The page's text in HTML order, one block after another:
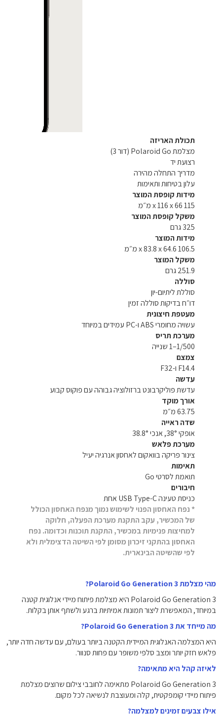
תכולת האריזה
מצלמת Polaroid Go (דור 3)
רצועת יד
מדריך התחלה מהירה
עלון בטיחות ותאימות
מידות קופסת המוצר
115 x 116 x 66 מ״מ
משקל קופסת המוצר
325 גרם
מידות המוצר
106.5 x 83.8 x 64.6 מ״מ
משקל המוצר
251.9 גרם
סוללה
סוללת ליתיום-יון
דו״ח בדיקות סוללה זמין
מעטפת חיצונית
עשויה מחומרי ABS ו-PC עמידים במיוחד
מערכת תריס
1/500–1 שנייה
צמצם
F14.4 ו-F32
עדשה
עדשת פוליקרבונט ברזולוציה גבוהה עם פוקוס קבוע
אורך מוקד
63.75 מ״מ
שדה ראייה
אופקי 38°, אנכי 38.8°
מערכת פלאש
צינור פריקה בוואקום לאחסון אנרגיה יעיל
תאימות
תואמת לסרטי Go
חיבורים
כניסת טעינה USB Type-C אחת
* נפח האחסון הפנוי לשימוש נמוך מנפח האחסון הכולל
של המכשיר, עקב התקנת מערכת הפעלה, חלוקה
למחיצות פנימיות במכשיר, התקנת תוכנות וכדומה. נפח
האחסון בהתקני זיכרון מסומן לפי השיטה הדצימלית ולא
לפי שהשיטה הבינארית.
מהי מצלמת Polaroid Go Generation 3?
Polaroid Go Generation 3 היא מצלמת פיתוח מיידי אנלוגית קטנה
במיוחד, המאפשרת ליצור תמונות אמיתיות ברגע ולשתף אותן בקלות.
מה מייחד את Polaroid Go Generation 3?
היא המצלמה האנלוגית המיידית הקטנה ביותר בעולם, עם עדשה חדה יותר,
פלאש חזק יותר ומצב סלפי משופר עם פחות סנוור.
לאיזה קהל היא מתאימה?
Polaroid Go Generation 3 מתאימה לחובבי צילום שרוצים מצלמת
פיתוח מיידי קומפקטית, קלה ומעוצבת לנשיאה לכל מקום.
אילו צבעים זמינים למצלמה?